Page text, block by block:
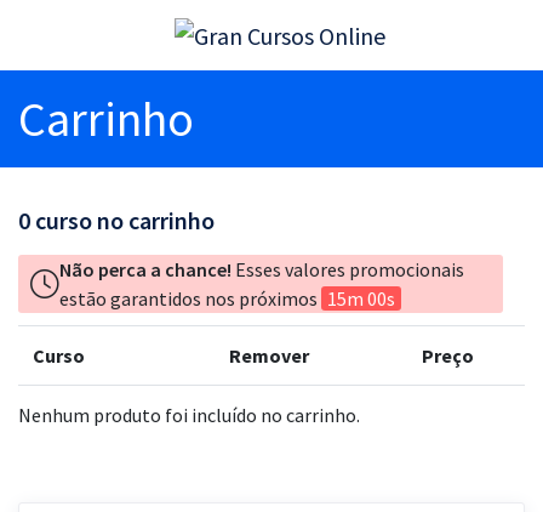
Carrinho
0 curso no carrinho
Não perca a chance! Esses valores promocionais
estão garantidos nos próximos 15m 00s
Curso Remover Preço
Nenhum produto foi incluído no carrinho.